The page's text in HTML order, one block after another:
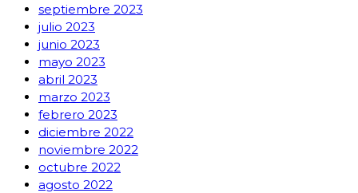
septiembre 2023
julio 2023
junio 2023
mayo 2023
abril 2023
marzo 2023
febrero 2023
diciembre 2022
noviembre 2022
octubre 2022
agosto 2022